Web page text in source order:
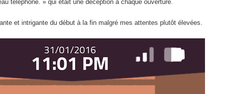
téléphone. » qui était une déception à chaque ouverture.
et intrigante du début à la fin malgré mes attentes plutôt élevées.